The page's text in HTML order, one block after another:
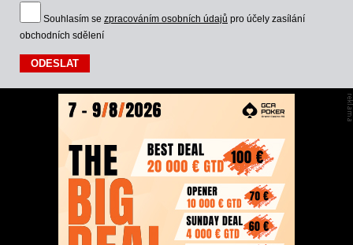
Souhlasím se zpracováním osobních údajů pro účely zasílání
obchodních sdělení